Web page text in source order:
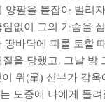
양팔을 붙잡아 벌리
없이 그의 가슴을
땅바닥에 피를 토할
을 당했고, 그날 밤
위(韋) 신부가 감옥
도중에 나에게 들